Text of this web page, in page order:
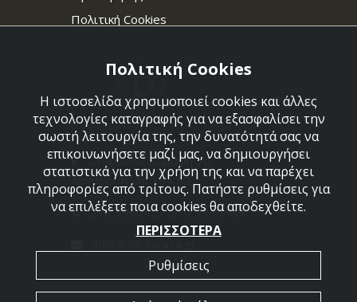
Πολιτική Cookies
Στεφάνου Σαράφη 36,
Αργυρούπολη 164 52
210 9960427-210 9960489
Πολιτική Cookies
Η ιστοσελίδα χρησιμοποιεί cookies και άλλες
τεχνολογίες καταγραφής για να εξασφαλίσει την
σωστή λειτουργία της, την δυνατότητά σας να
επικοινωνήσετε μαζί μας, να δημιουργήσει
στατιστικά για την χρήση της και να παρέχει
πληροφορίες από τρίτους. Πατήστε ρυθμίσεις για
να επιλέξετε ποια cookies θα αποδεχθείτε.
ΠΕΡΙΣΣΟΤΕΡΑ
Ρυθμίσεις